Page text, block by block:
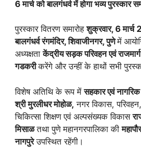
6 मार्च को बालगंधर्व में होगा भव्य पुरस्कार
पुरस्कार वितरण समारोहशुक्रवार, 6
बालगंधर्व रंगमंदिर, शिवाजीनगर, पुणेमें
अध्यक्षताकेंद्रीय सड़क परिवहन एवं
गडकरीकरेंगे और उन्हीं के हाथों सभी
विशेष अतिथि के रूप मेंसहकार एवं नागरिक
श्री मुरलीधर मोहोळ, नगर विकास,
चिकित्सा शिक्षण एवं अल्पसंख्यक विकास
मिसाळतथा पुणे महानगरपालिका की
नागपुरेउपस्थित रहेंगी।